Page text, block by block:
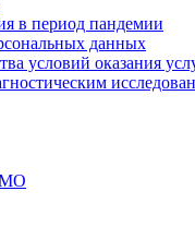
в период пандемии
данных
условий оказания